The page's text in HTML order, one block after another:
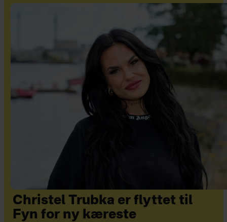
Christel Trubka er flyttet til
Fyn for ny kæreste